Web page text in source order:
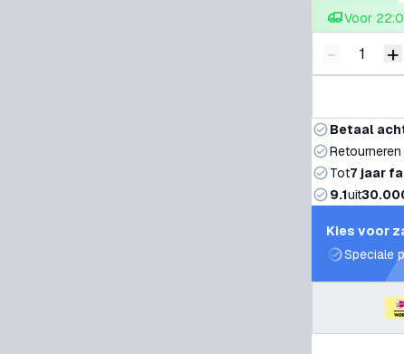
Voor
Verminder
- +
Betaal
Tot7 jaar
9.1uit
Kies voor
Speciale